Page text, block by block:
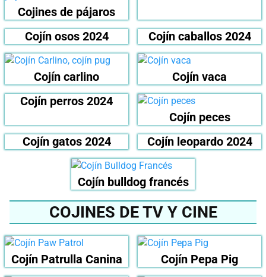
Cojines de pájaros
Cojín osos 2024 Cojín caballos 2024
Cojín carlino
Cojín vaca
Cojín perros 2024
Cojín peces
Cojín gatos 2024
Cojín leopardo 2024
Cojín bulldog francés
COJINES DE TV Y CINE
Cojín Patrulla Canina Cojín Pepa Pig